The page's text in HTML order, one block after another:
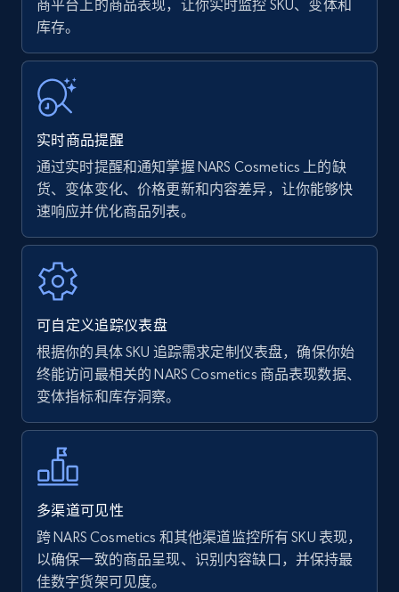
Amazon Reviews
URL, Product name, Product rating, Product
rating object, Product rating max, Rating,
Author name, Asin, and more.
7.4K+
Walmart - products
URL, Final price, Sku, Currency, Gtin,
Specifications, Image urls, Top reviews, and
more.
5.6K+ 875+ 立即开始
using specific category URL
URL, Final price, Sku, Currency, Gtin,
Specifications, Image urls, Top reviews, and
more.
5.6K+ 875+
商平台上的商品表现，让你实时监控 SKU、变体和
库存。
实时商品提醒
通过实时提醒和通知掌握 NARS Cosmetics 上的缺
货、变体变化、价格更新和内容差异，让你能够快
速响应并优化商品列表。
可自定义追踪仪表盘
根据你的具体 SKU 追踪需求定制仪表盘，确保你始
终能访问最相关的 NARS Cosmetics 商品表现数据、
变体指标和库存洞察。
多渠道可见性
跨 NARS Cosmetics 和其他渠道监控所有 SKU 表现，
以确保一致的商品呈现、识别内容缺口，并保持最
佳数字货架可见度。